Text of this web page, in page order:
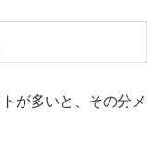
が多いと、その分メ